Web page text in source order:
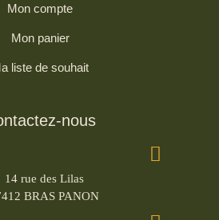
Mon compte
Mon panier
liste de souhait
nous
14 rue des Lilas
BRAS PANON